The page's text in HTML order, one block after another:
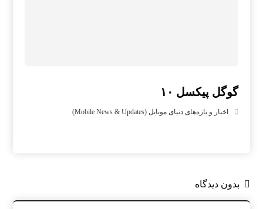
گوگل پیکسل ۱۰
اخبار و تازه‌های دنیای موبایل (Mobile News & Updates)
بدون دیدگاه